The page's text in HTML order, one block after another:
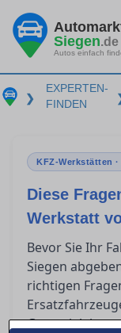
Siegen.de
Autos einfach
❯
EXPERTEN-
FINDEN
KFZ-Werkstätten
Diese
Werkstatt
Bevor Sie Ihr
Siegen
richtigen